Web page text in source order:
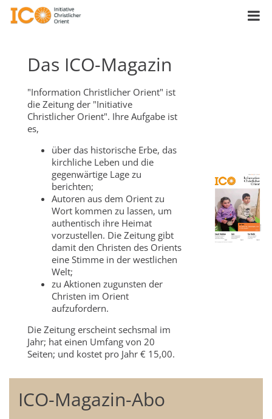
Das ICO-Magazin
"Information Christlicher Orient" ist
die Zeitung der "Initiative
Christlicher Orient". Ihre Aufgabe ist
es,
über das historische Erbe, das
kirchliche Leben und die
gegenwärtige Lage zu
berichten;
Autoren aus dem Orient zu
Wort kommen zu lassen, um
authentisch ihre Heimat
vorzustellen. Die Zeitung gibt
damit den Christen des Orients
eine Stimme in der westlichen
Welt;
zu Aktionen zugunsten der
Christen im Orient
aufzufordern.
Die Zeitung erscheint sechsmal im
Jahr; hat einen Umfang von 20
Seiten; und kostet pro Jahr € 15,00.
ICO-Magazin-Abo